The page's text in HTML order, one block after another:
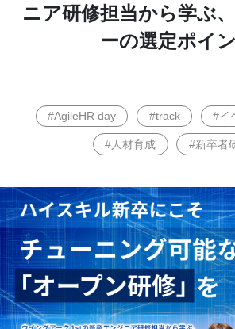
ニア研修担当から学ぶ
ーの選定ポイ
#AgileHR day #track #イ
#人材育成 #新卒者